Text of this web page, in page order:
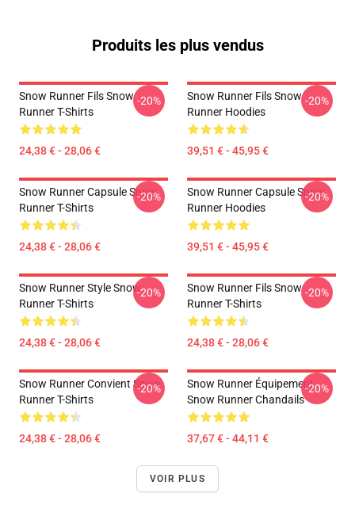
Produits les plus vendus
Snow Runner Fils Snow
Runner T-Shirts
24,38 € - 28,06 €
-20%
Snow Runner Fils Snow
Runner Hoodies
39,51 € - 45,95 €
-20%
Snow Runner Capsule Snow
Runner T-Shirts
24,38 € - 28,06 €
-20%
Snow Runner Capsule Snow
Runner Hoodies
39,51 € - 45,95 €
-20%
Snow Runner Style Snow
Runner T-Shirts
24,38 € - 28,06 €
-20%
Snow Runner Fils Snow
Runner T-Shirts
24,38 € - 28,06 €
-20%
Snow Runner Convient Snow
Runner T-Shirts
24,38 € - 28,06 €
-20%
Snow Runner Équipement
Snow Runner Chandails
37,67 € - 44,11 €
-20%
VOIR PLUS